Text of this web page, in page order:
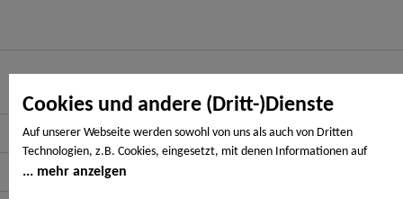
Cookies und andere (Dritt-)Dienste
Auf unserer Webseite werden sowohl von uns als auch von Dritten
Technologien, z.B. Cookies, eingesetzt, mit denen Informationen auf
Ihrem Endgerät gespeichert und/oder von Ihrem Endgerät abgerufen
mehr anzeigen
Hier finden Sie uns
Service Hotline
Service